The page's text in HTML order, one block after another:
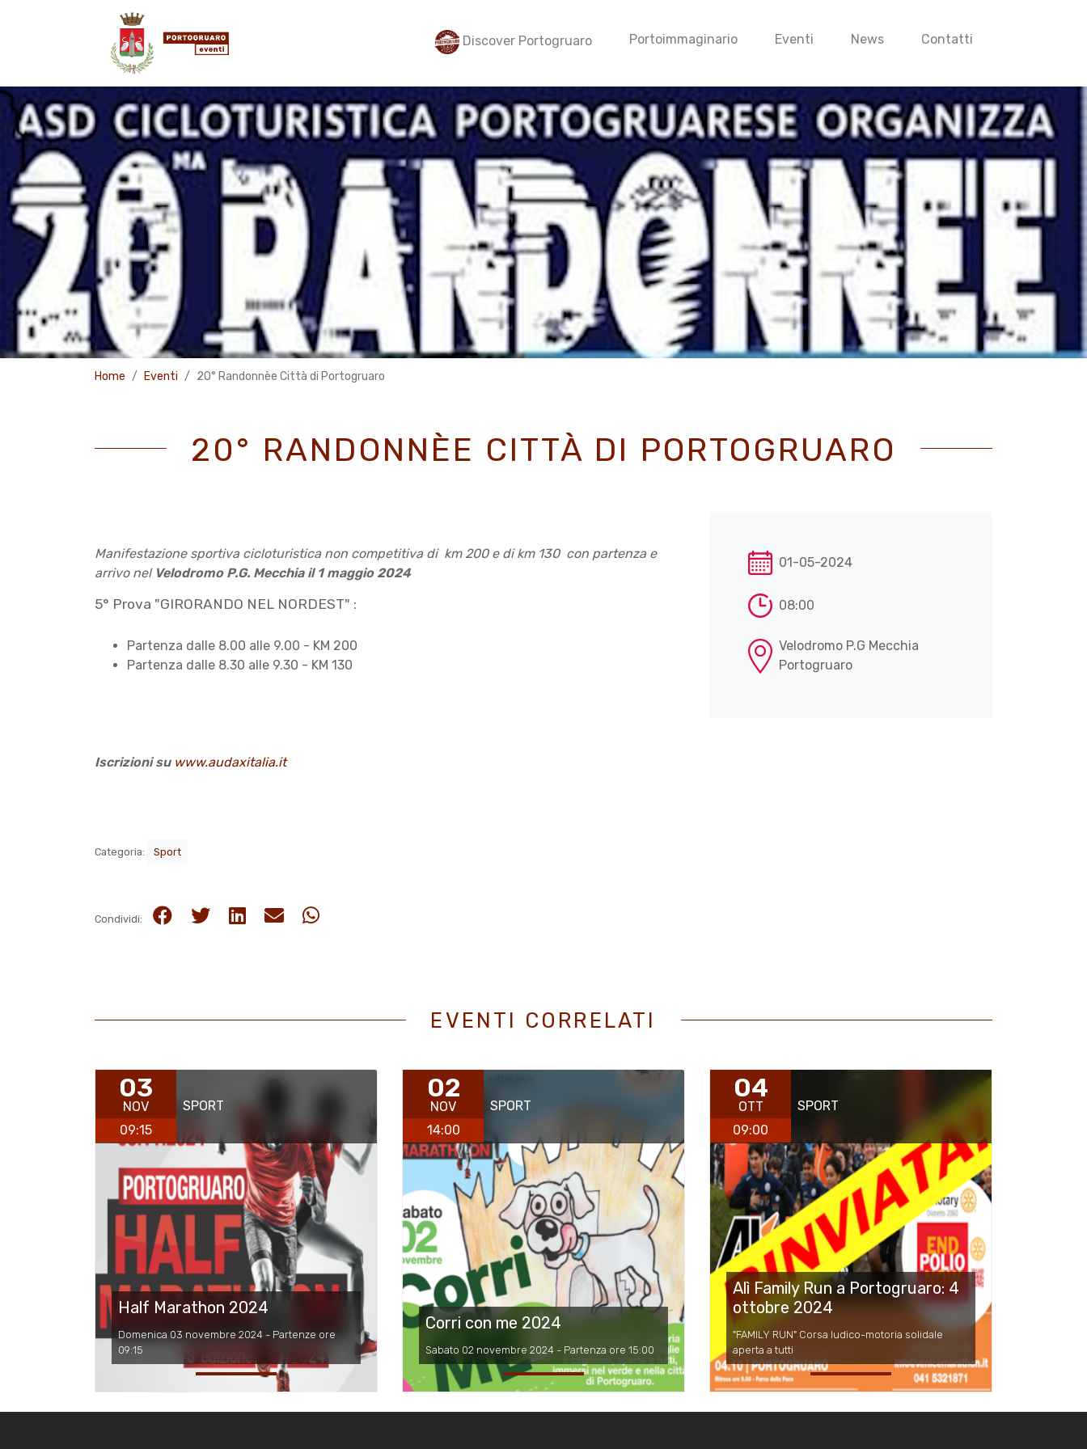
Discover Portogruaro Portoimmaginario Eventi News Contatti
Home Eventi 20° Randonnèe Città di Portogruaro
20° RANDONNÈE CITTÀ DI PORTOGRUARO
01-05-2024
08:00
Velodromo P.G Mecchia
Portogruaro
Manifestazione sportiva cicloturistica non competitiva di km 200 e di km 130 con partenza e
arrivo nel Velodromo P.G. Mecchia il 1 maggio 2024
5° Prova "GIRORANDO NEL NORDEST" :
Partenza dalle 8.00 alle 9.00 - KM 200
Partenza dalle 8.30 alle 9.30 - KM 130
Iscrizioni su www.audaxitalia.it
Categoria: Sport
Condividi:
EVENTI CORRELATI
03
NOV
09:15
SPORT
Half Marathon 2024
Domenica 03 novembre 2024 - Partenze ore
09:15
02
NOV
14:00
SPORT
Corri con me 2024
Sabato 02 novembre 2024 - Partenza ore 15:00
04
OTT
09:00
SPORT
Alì Family Run a Portogruaro: 4
ottobre 2024
"FAMILY RUN" Corsa ludico-motoria solidale
aperta a tutti